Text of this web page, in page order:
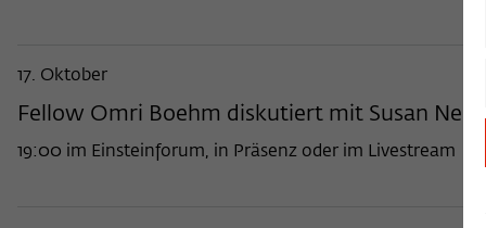
17. Oktober
Fellow Omri Boehm diskutiert mit Susan
19:00 im Einsteinforum, in Präsenz oder im Livestream